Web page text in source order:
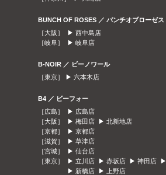
BUNCH OF ROSES ／ バンチオブローゼス
［大阪］ ▶ 西中島店
［岐阜］ ▶ 岐阜店
B-NOIR ／ ビーノワール
［東京］ ▶ 六本木店
B4 ／ ビーフォー
［広島］ ▶ 広島店
［大阪］ ▶ 梅田店 ▶ 北新地店
［京都］ ▶ 京都店
［滋賀］ ▶ 草津店
［宮城］ ▶ 仙台店
［東京］ ▶ 立川店 ▶ 赤坂店 ▶ 神田店 ▶
▶ 新橋店 ▶ 上野店